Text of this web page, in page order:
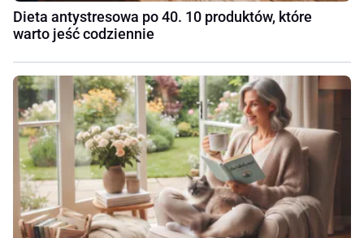
Dieta antystresowa po 40. 10 produktów, które
warto jeść codziennie